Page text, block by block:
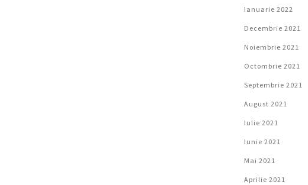
Ianuarie 2022
Decembrie 2021
Noiembrie 2021
Octombrie 2021
Septembrie 2021
August 2021
Iulie 2021
Iunie 2021
Mai 2021
Aprilie 2021